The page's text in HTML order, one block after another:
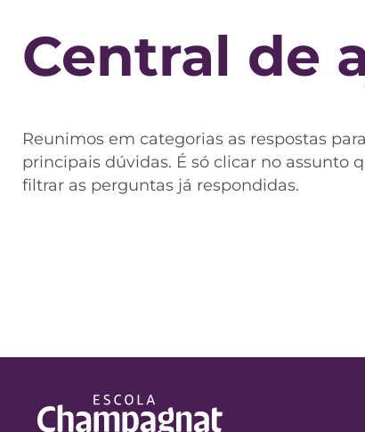
Central de
Reunimos em categorias as respostas
principais dúvidas. É só clicar no assunto
filtrar as perguntas já respondidas.